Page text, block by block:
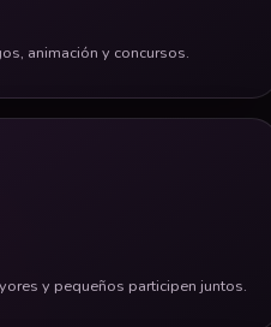
animación y concursos.
y pequeños participen juntos.